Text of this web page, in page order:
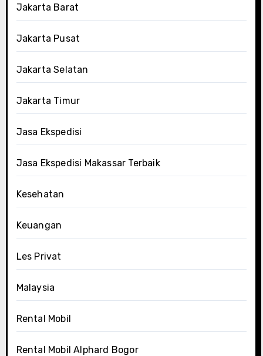
Jakarta Barat
Jakarta Pusat
Jakarta Selatan
Jakarta Timur
Jasa Ekspedisi
Jasa Ekspedisi Makassar Terbaik
Kesehatan
Keuangan
Les Privat
Malaysia
Rental Mobil
Rental Mobil Alphard Bogor